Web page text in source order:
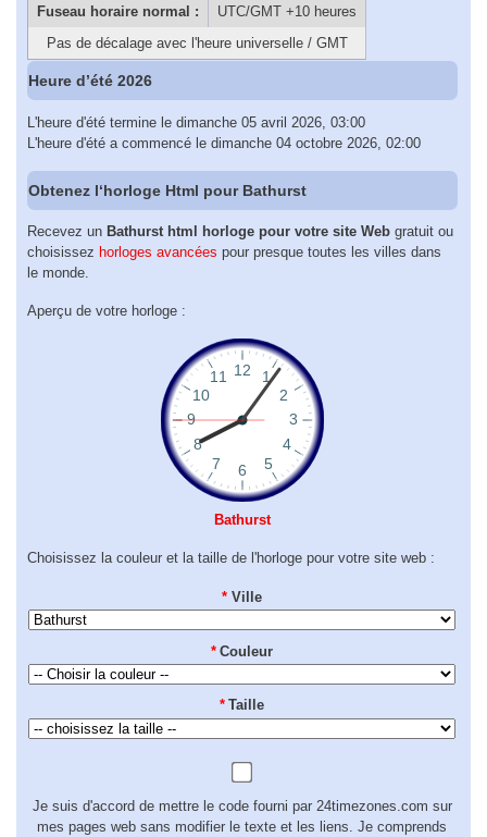
Fuseau horaire normal :
UTC/GMT +10 heures
Pas de décalage avec l'heure universelle / GMT
Heure d’été 2026
L'heure d'été termine le dimanche 05 avril 2026, 03:00
L'heure d'été a commencé le dimanche 04 octobre 2026, 02:00
Obtenez l‘horloge Html pour Bathurst
Recevez un Bathurst html horloge pour votre site Web gratuit ou
choisissez horloges avancées pour presque toutes les villes dans
le monde.
Aperçu de votre horloge :
Bathurst
Choisissez la couleur et la taille de l'horloge pour votre site web :
* Ville
* Couleur
* Taille
Je suis d'accord de mettre le code fourni par 24timezones.com sur
mes pages web sans modifier le texte et les liens. Je comprends